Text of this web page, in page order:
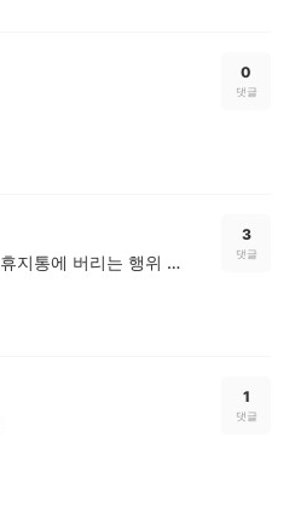
0
댓글
개똥 비닐봉지를 공용 화장실 휴지통에 버리는 행위 괜찮은걸까요?
3
댓글
1
댓글